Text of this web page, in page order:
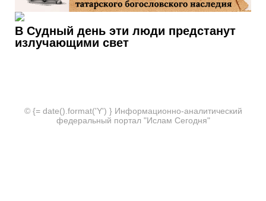
В Судный день эти люди предстанут
излучающими свет
© {= date().format('Y') } Информационно-аналитический
федеральный портал "Ислам Сегодня"